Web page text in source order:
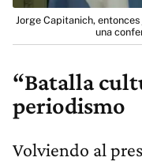
Jorge Capitanich,
una
“Batalla
periodismo
Volviendo al